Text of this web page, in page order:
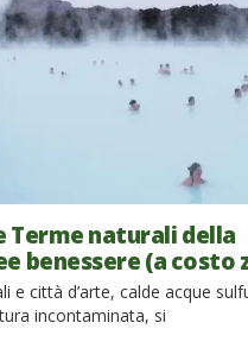
Terme naturali della
benessere (a costo
e città d’arte, calde acque
incontaminata, si